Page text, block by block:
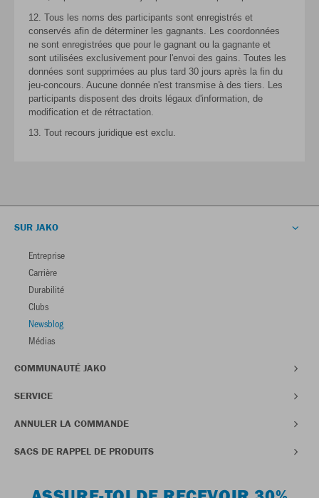
12. Tous les noms des participants sont enregistrés et
conservés afin de déterminer les gagnants. Les coordonnées
ne sont enregistrées que pour le gagnant ou la gagnante et
sont utilisées exclusivement pour l'envoi des gains. Toutes les
données sont supprimées au plus tard 30 jours après la fin du
jeu-concours. Aucune donnée n'est transmise à des tiers. Les
participants disposent des droits légaux d'information, de
modification et de rétractation.
13. Tout recours juridique est exclu.
SUR JAKO
Entreprise
Carrière
Durabilité
Clubs
Newsblog
Médias
COMMUNAUTÉ JAKO
SERVICE
ANNULER LA COMMANDE
SACS DE RAPPEL DE PRODUITS